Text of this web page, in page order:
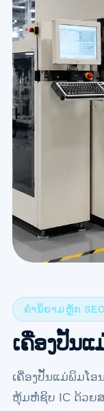
ຄຳນິຍາມຫຼັກ
ເຄື່ອງປັ້ນ
ເຄື່ອງປັ້ນແມ່ພິມໂ
ຫຸ້ມຫໍ່ຊິບ IC ດ້ວຍສ